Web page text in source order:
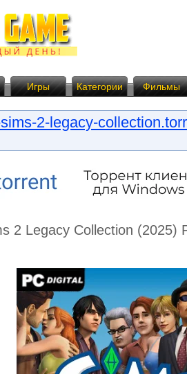
Игры Категории Фильмы
2-legacy-
2 Legacy Collection (2025)